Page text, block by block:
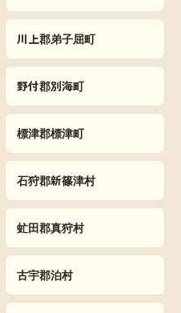
川上郡弟子屈町
野付郡別海町
標津郡標津町
石狩郡新篠津村
虻田郡真狩村
古宇郡泊村